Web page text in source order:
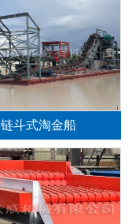
链斗式淘金船